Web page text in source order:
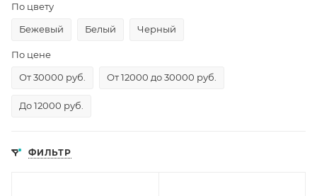
По цвету
Бежевый
Белый Черный
По цене
От 30000 руб.
От 12000 до 30000 руб.
До 12000 руб.
ФИЛЬТР